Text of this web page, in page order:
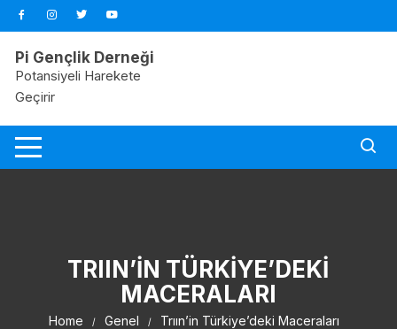
Pi Gençlik Derneği
Potansiyeli Harekete
Geçirir
TRIIN’IN TÜRKIYE’DEKI
MACERALARI
Home Genel Trıın’in Türkiye’deki Maceraları